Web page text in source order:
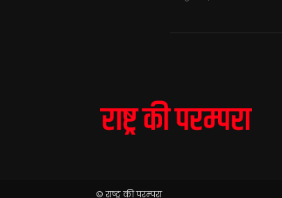
© राष्ट्र की परम्परा